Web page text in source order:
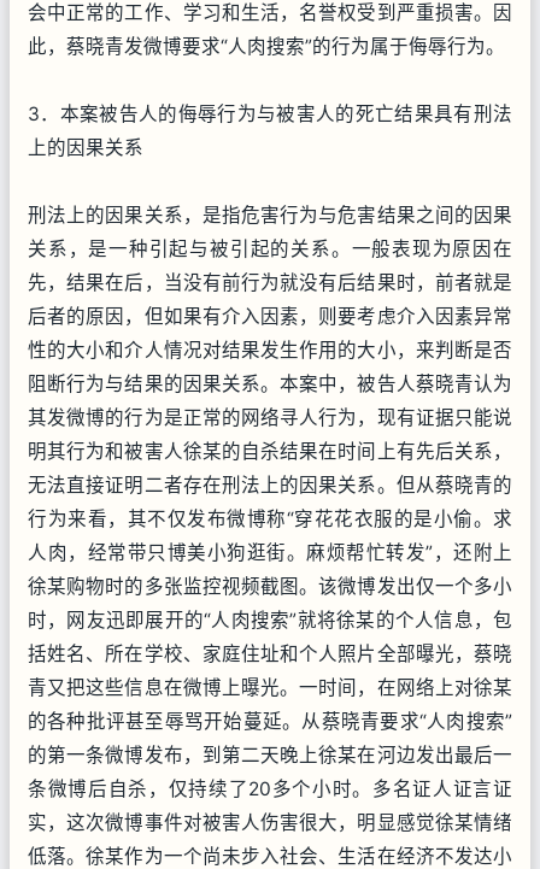
会中正常的工作、学习和生活，名誉权受到严重损害。因
此，蔡晓青发微博要求“人肉搜索”的行为属于侮辱行为。
3．本案被告人的侮辱行为与被害人的死亡结果具有刑法
上的因果关系
刑法上的因果关系，是指危害行为与危害结果之间的因果
关系，是一种引起与被引起的关系。一般表现为原因在
先，结果在后，当没有前行为就没有后结果时，前者就是
后者的原因，但如果有介入因素，则要考虑介入因素异常
性的大小和介人情况对结果发生作用的大小，来判断是否
阻断行为与结果的因果关系。本案中，被告人蔡晓青认为
其发微博的行为是正常的网络寻人行为，现有证据只能说
明其行为和被害人徐某的自杀结果在时间上有先后关系，
无法直接证明二者存在刑法上的因果关系。但从蔡晓青的
行为来看，其不仅发布微博称“穿花花衣服的是小偷。求
人肉，经常带只博美小狗逛街。麻烦帮忙转发”，还附上
徐某购物时的多张监控视频截图。该微博发出仅一个多小
时，网友迅即展开的“人肉搜索”就将徐某的个人信息，包
括姓名、所在学校、家庭住址和个人照片全部曝光，蔡晓
青又把这些信息在微博上曝光。一时间，在网络上对徐某
的各种批评甚至辱骂开始蔓延。从蔡晓青要求“人肉搜索”
的第一条微博发布，到第二天晚上徐某在河边发出最后一
条微博后自杀，仅持续了20多个小时。多名证人证言证
实，这次微博事件对被害人伤害很大，明显感觉徐某情绪
低落。徐某作为一个尚未步入社会、生活在经济不发达小